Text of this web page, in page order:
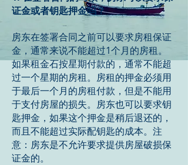
证金或者钥匙押金吗？
房东在签署合同之前可以要求房租保证
金，通常来说不能超过1个月的房租。
如果租金石按星期付款的，通常不能超
过一个星期的房租。房租的押金必须用
于最后一个月的房租付款，但是不能用
于支付房屋的损失。房东也可以要求钥
匙押金，如果这个押金是稍后退还的，
而且不能超过实际配钥匙的成本。注
意：房东是不允许要求提供房屋破损保
证金的。